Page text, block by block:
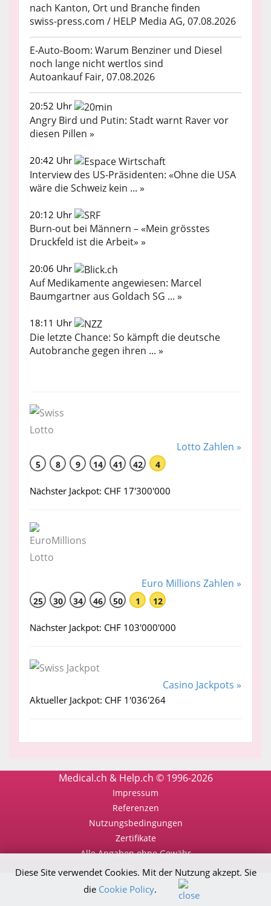
nach Kanton, Ort und Branche finden
swiss-press.com / HELP Media AG, 07.08.2026
E-Auto-Boom: Warum Benziner und Diesel
noch lange nicht wertlos sind
Autoankauf Fair, 07.08.2026
20:52 Uhr
Angry Bird und Putin: Stadt warnt Raver vor
diesen Pillen »
20:42 Uhr
Interview des US-Präsidenten: «Ohne die USA
wäre die Schweiz kein ... »
20:12 Uhr
Burn-out bei Männern – «Mein grösstes
Druckfeld ist die Arbeit» »
20:06 Uhr
Auf Medikamente angewiesen: Marcel
Baumgartner aus Goldach SG ... »
18:11 Uhr
Die letzte Chance: So kämpft die deutsche
Autobranche gegen ihren ... »
Lotto Zahlen »
5 8 9 14 41 42 4
Nächster Jackpot: CHF 17'300'000
Euro Millions Zahlen »
25 30 34 46 50 1 12
Nächster Jackpot: CHF 103'000'000
Casino Jackpots »
Aktueller Jackpot: CHF 1'036'264
Medical.ch & Help.ch © 1996-2026
Impressum
Referenzen
Nutzungsbedingungen
Zertifikate
Alle Angaben ohne Gewähr
Diese Site verwendet Cookies. Mit der Nutzung akzept. Sie
die Cookie Policy.